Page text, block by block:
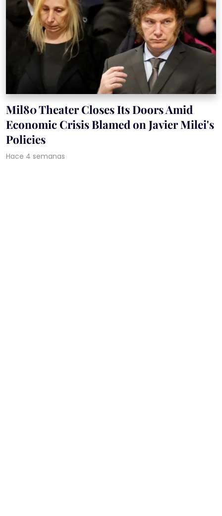
Mil80 Theater Closes Its Doors Amid
Economic Crisis Blamed on Javier Milei's
Policies
Hace 4 semanas